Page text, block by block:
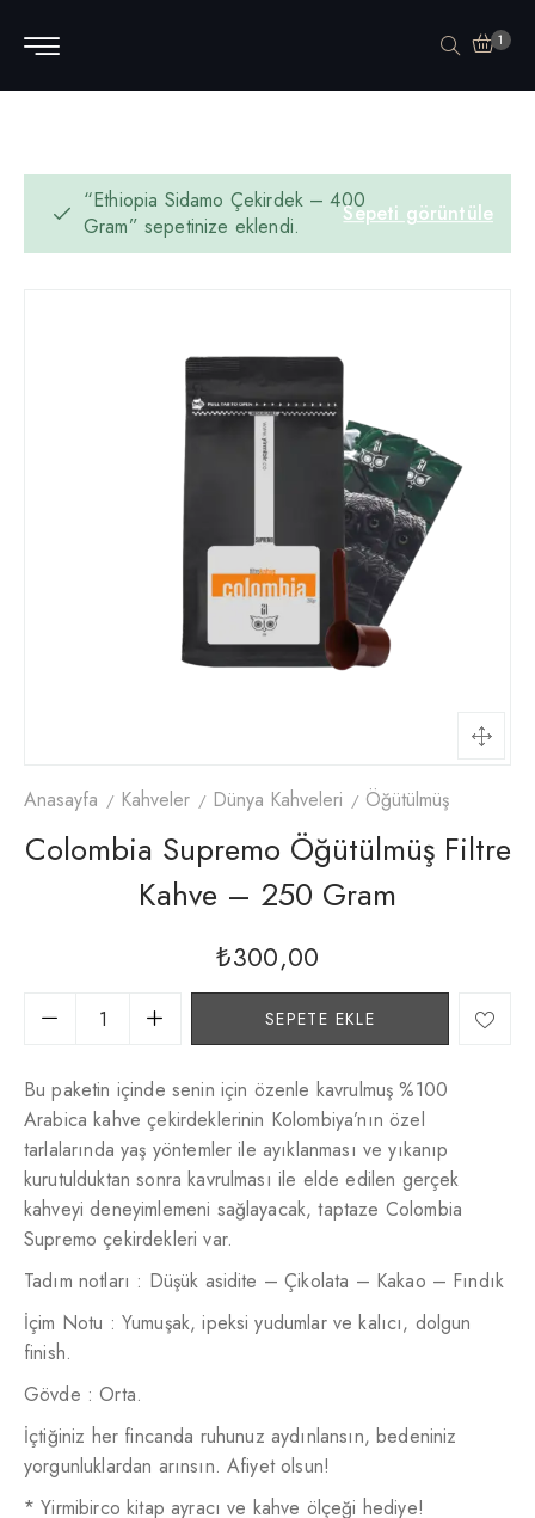
1
Sepeti görüntüle
“Ethiopia Sidamo Çekirdek – 400
Gram” sepetinize eklendi.
Anasayfa Kahveler Dünya Kahveleri Öğütülmüş
Colombia Supremo Öğütülmüş Filtre
Kahve – 250 Gram
₺300,00
SEPETE EKLE
Bu paketin içinde senin için özenle kavrulmuş %100
Arabica kahve çekirdeklerinin Kolombiya’nın özel
tarlalarında yaş yöntemler ile ayıklanması ve yıkanıp
kurutulduktan sonra kavrulması ile elde edilen gerçek
kahveyi deneyimlemeni sağlayacak, taptaze Colombia
Supremo çekirdekleri var.
Tadım notları : Düşük asidite – Çikolata – Kakao – Fındık
İçim Notu : Yumuşak, ipeksi yudumlar ve kalıcı, dolgun
finish.
Gövde : Orta.
İçtiğiniz her fincanda ruhunuz aydınlansın, bedeniniz
yorgunluklardan arınsın. Afiyet olsun!
* Yirmibirco kitap ayracı ve kahve ölçeği hediye!